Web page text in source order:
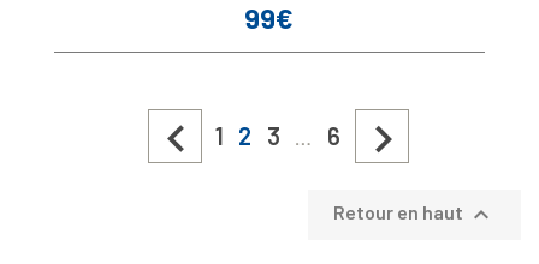
Prix
99€
 1 2 3 … 6 
Retour en haut 